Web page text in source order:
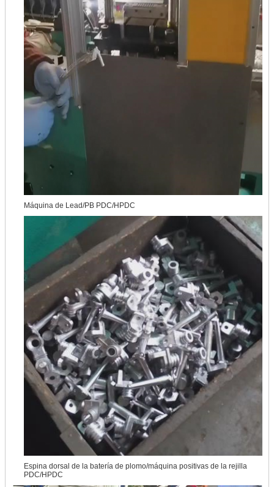
Máquina de Lead/PB PDC/HPDC
Espina dorsal de la batería de plomo/máquina positivas de la rejilla
PDC/HPDC